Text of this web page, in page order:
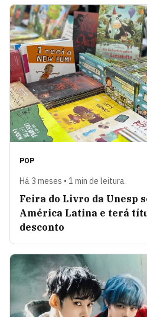
POP
Há 3 meses • 1 min de leitura
Feira do Livro da Unesp
América Latina e terá
desconto